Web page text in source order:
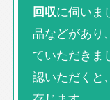
回収に伺いま
品などがあり
ていただきま
認いただくと